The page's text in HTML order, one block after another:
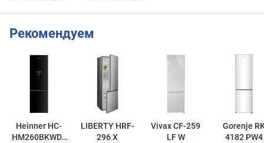
Рекомендуем
Heinner HC-
HM260BKWDE
LIBERTY HRF-
296 X
Vivax CF-259
LF W
Gorenje
4182 PW4